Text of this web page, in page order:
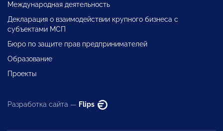
Международная деятельность
Декларация о взаимодействии крупного бизнеса с
субъектами МСП
Бюро по защите прав предпринимателей
Образование
Проекты
Разработка сайта — Flips